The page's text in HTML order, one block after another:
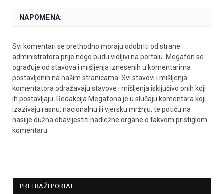
NAPOMENA:
Svi komentari se prethodno moraju odobriti od strane
administratora prije nego budu vidljivi na portalu. Megafon se
ograđuje od stavova i mišljenja iznesenih u komentarima
postavljenih na našim stranicama. Svi stavovi i mišljenja
komentatora odražavaju stavove i mišljenja isključivo onih koji
ih postavljaju. Redakcija Megafona je u slučaju komentara koji
izazivaju rasnu, nacionalnu ili vjersku mržnju, te potiču na
nasilje dužna obavijestiti nadležne organe o takvom pristiglom
komentaru.
PRETRAŽI PORTAL